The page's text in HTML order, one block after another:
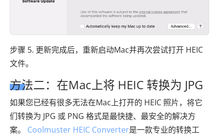
步骤 5. 更新完成后，重新启动Mac并再次尝试打开 HEIC
文件。
方法二：在Mac上将 HEIC 转换为 JPG
如果您已经有很多无法在Mac上打开的 HEIC 照片，将它
们转换为 JPG 或 PNG 格式是最快捷、最安全的解决方
案。 Coolmuster HEIC Converter是一款专业的转换工